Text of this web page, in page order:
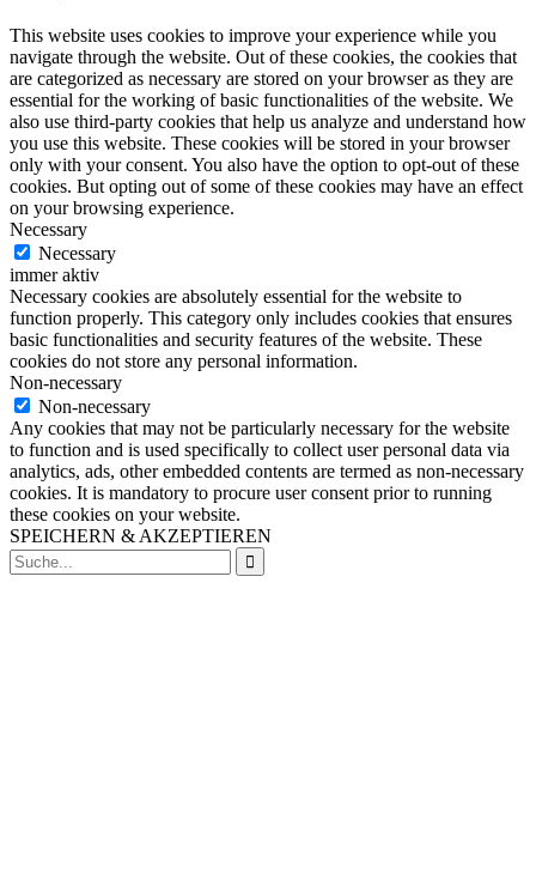
This website uses cookies to improve your experience while you
navigate through the website. Out of these cookies, the cookies that
are categorized as necessary are stored on your browser as they are
essential for the working of basic functionalities of the website. We
also use third-party cookies that help us analyze and understand how
you use this website. These cookies will be stored in your browser
only with your consent. You also have the option to opt-out of these
cookies. But opting out of some of these cookies may have an effect
on your browsing experience.
Necessary
Necessary
immer aktiv
Necessary cookies are absolutely essential for the website to
function properly. This category only includes cookies that ensures
basic functionalities and security features of the website. These
cookies do not store any personal information.
Non-necessary
Non-necessary
Any cookies that may not be particularly necessary for the website
to function and is used specifically to collect user personal data via
analytics, ads, other embedded contents are termed as non-necessary
cookies. It is mandatory to procure user consent prior to running
these cookies on your website.
SPEICHERN & AKZEPTIEREN